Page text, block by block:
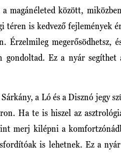
a magánéleted között,
téren is kedvező fejlemények
Érzelmileg megerősödhetsz,
gondoltad. Ez a nyár segíthet
a Ló és a Disznó jegy
Ha te is hiszel az
merj kilépni a
is lehetnek. Ez a